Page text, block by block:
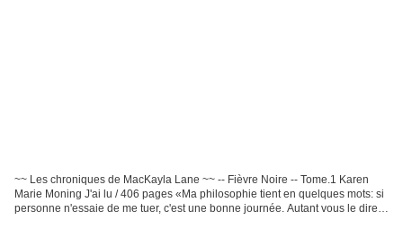
~~ Les chroniques de MacKayla Lane ~~ -- Fièvre Noire -- Tome.1 Karen
Marie Moning J'ai lu / 406 pages «Ma philosophie tient en quelques mots: si
personne n'essaie de me tuer, c'est une bonne journée. Autant vous le dire,